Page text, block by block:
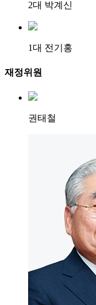
2대 박계신
1대 전기홍
재정위원
권태철